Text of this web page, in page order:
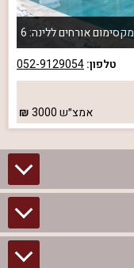
מקסימום אורחים ללינה: 6
טלפון:052-9129054
אמצ״ש3000